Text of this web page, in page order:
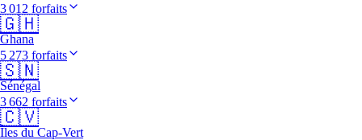
3 012 forfaits
🇬🇭
Ghana
5 273 forfaits
🇸🇳
Sénégal
3 662 forfaits
🇨🇻
Îles du Cap-Vert